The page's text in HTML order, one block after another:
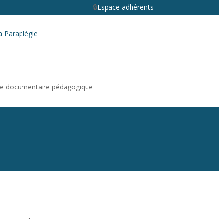
Espace adhérents
documentaire pédagogique